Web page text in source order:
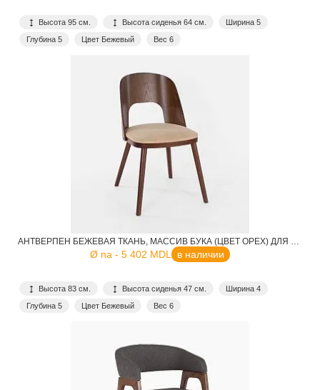
Высота 95 см. Высота сиденья 64 см.
Ширина 5
Глубина 5
Цвет Бежевый Вес 6
АНТВЕРПЕН БЕЖЕВАЯ ТКАНЬ, МАССИВ БУКА (ЦВЕТ ОРЕХ) ДЛЯ КАФЕ, РЕСТОРАНА, ДОМА, КУХНИ
Ø na - 5 402 MDL в наличии
Высота 83 см. Высота сиденья 47 см.
Ширина 4
Глубина 5
Цвет Бежевый Вес 6